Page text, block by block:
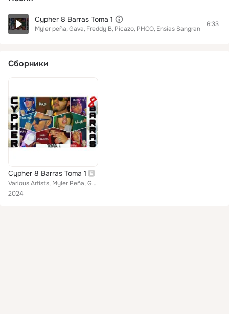
Cypher 8 Barras Toma 1
Myler peña Gava Freddy B Picazo PHCO Ensias Sangrantes Wero
6:33
Сборники
Cypher 8 Barras Toma 1
Various Artists, Myler Peña, Gava, Freddy B, Picazo, PHCO, Ensias Sangrantes, Wero Esram, More Fl 222
2024